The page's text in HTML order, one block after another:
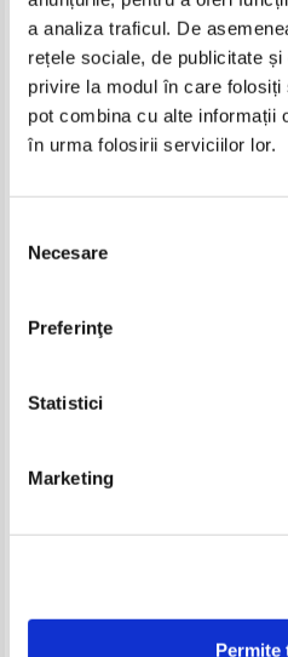
a analiza traficul. De
rețele sociale, de publicitate
privire la modul în care
pot combina cu alte informații
în urma folosirii serviciilor lor.
consimțământului
Necesare
Preferinţe
Statistici
Marketing
Permite
uituc (cu autograful autorului)
-40%
moarte (cu autograful autorului)